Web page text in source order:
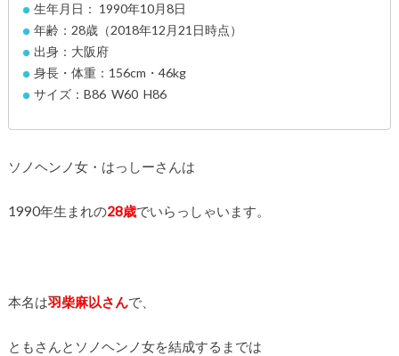
生年月日： 1990年10月8日
年齢：28歳（2018年12月21日時点）
出身：大阪府
身長・体重：156cm・46kg
サイズ：B86 W60 H86
ソノヘンノ女・はっしーさんは
1990年生まれの28歳でいらっしゃいます。
本名は羽柴麻以さんで、
ともさんとソノヘンノ女を結成するまでは